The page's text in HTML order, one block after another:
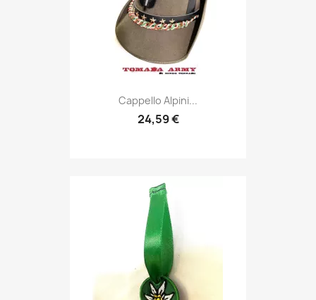
Anteprima
Cappello Alpini...
24,59 €